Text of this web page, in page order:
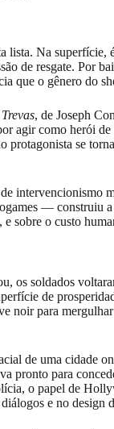
lista. Na
de resgate. Por
que o gênero do
, de Joseph
agir como herói de
protagonista se
intervencionismo
— construiu a
sobre o custo
os soldados
de
noir para
de uma cidade
pronto para
o papel de
e no design